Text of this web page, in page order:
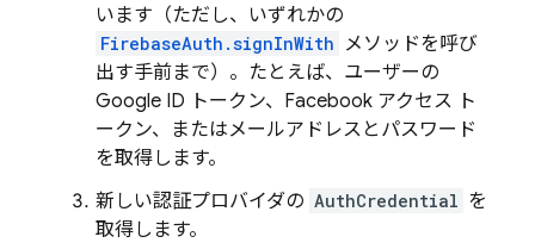
います（ただし、いずれかの
FirebaseAuth.signInWith メソッドを呼び
出す手前まで）。たとえば、ユーザーの
Google ID トークン、Facebook アクセス ト
ークン、またはメールアドレスとパスワード
を取得します。
新しい認証プロバイダの AuthCredential を
取得します。